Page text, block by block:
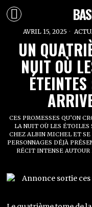
AVRIL 15, 2025
UN
NUIT OÙ
CES PROMESSES QU’ON
LA NUIT OÙ LES ÉTOILES
CHEZ ALBIN MICHEL ET SE
PERSONNAGES DÉJÀ
RÉCIT INTENSE